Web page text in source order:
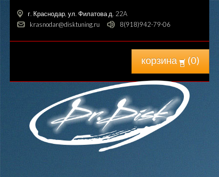
г. Краснодар, ул. Филатова д. 22A
krasnodar@disktuning.ru
8(918)942-79-06
корзина (0)